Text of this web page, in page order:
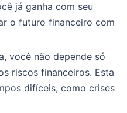
já ganha com seu
o futuro financeiro com
você não depende só
riscos financeiros. Esta
difíceis, como crises